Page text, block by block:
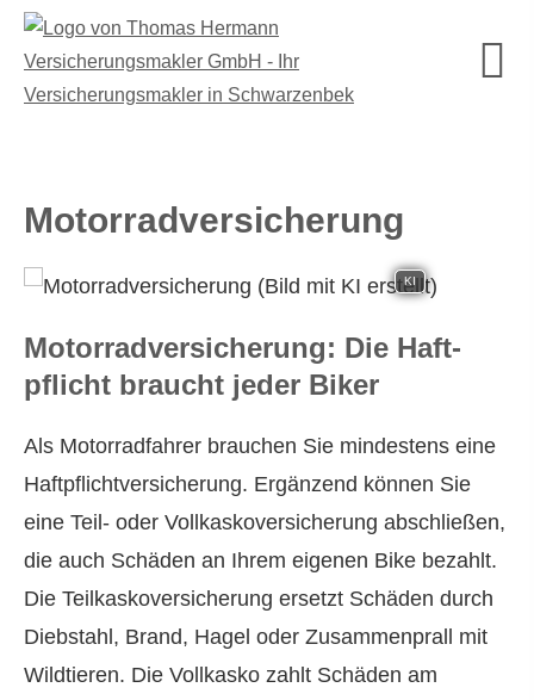
Motor­rad­ver­sicherung
KI
Motor­rad­ver­sicherung: Die Haft­
pflicht braucht jeder Biker
Als Motorradfahrer brauchen Sie mindestens eine
Haft­pflichtversicherung. Ergänzend können Sie
eine Teil- oder Vollkaskoversicherung abschließen,
die auch Schäden an Ihrem eigenen Bike bezahlt.
Die Teilkaskoversicherung ersetzt Schäden durch
Diebstahl, Brand, Hagel oder Zusammenprall mit
Wildtieren. Die Vollkasko zahlt Schäden am